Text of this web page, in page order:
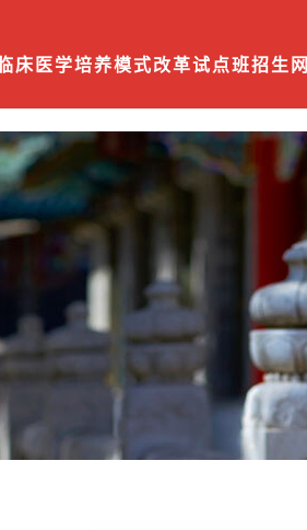
临床医学培养模式改革试点班招生网